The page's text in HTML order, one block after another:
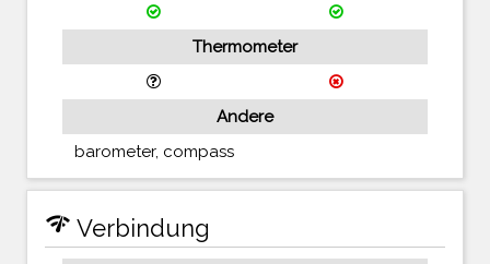
Thermometer
Andere
barometer, compass
network_check Verbindung